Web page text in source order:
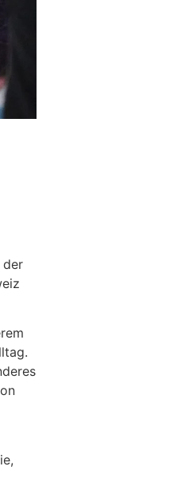
der